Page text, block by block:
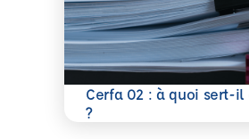
Cerfa 02 : à quoi sert-il
?
En savoir plus